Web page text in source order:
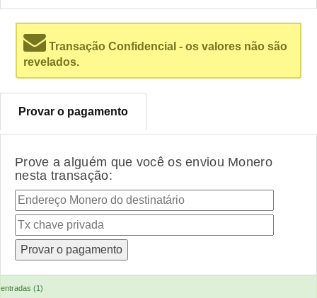
Transação Confidencial - os valores não são
revelados.
Provar o pagamento
Prove a alguém que você os enviou Monero
nesta transação:
entradas (1)